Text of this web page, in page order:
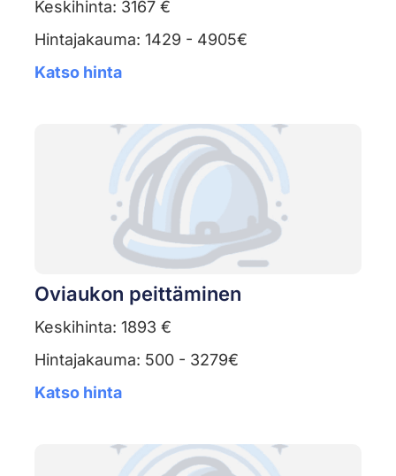
Keskihinta: 3167 €
Hintajakauma: 1429 - 4905€
Katso hinta
Oviaukon peittäminen
Keskihinta: 1893 €
Hintajakauma: 500 - 3279€
Katso hinta